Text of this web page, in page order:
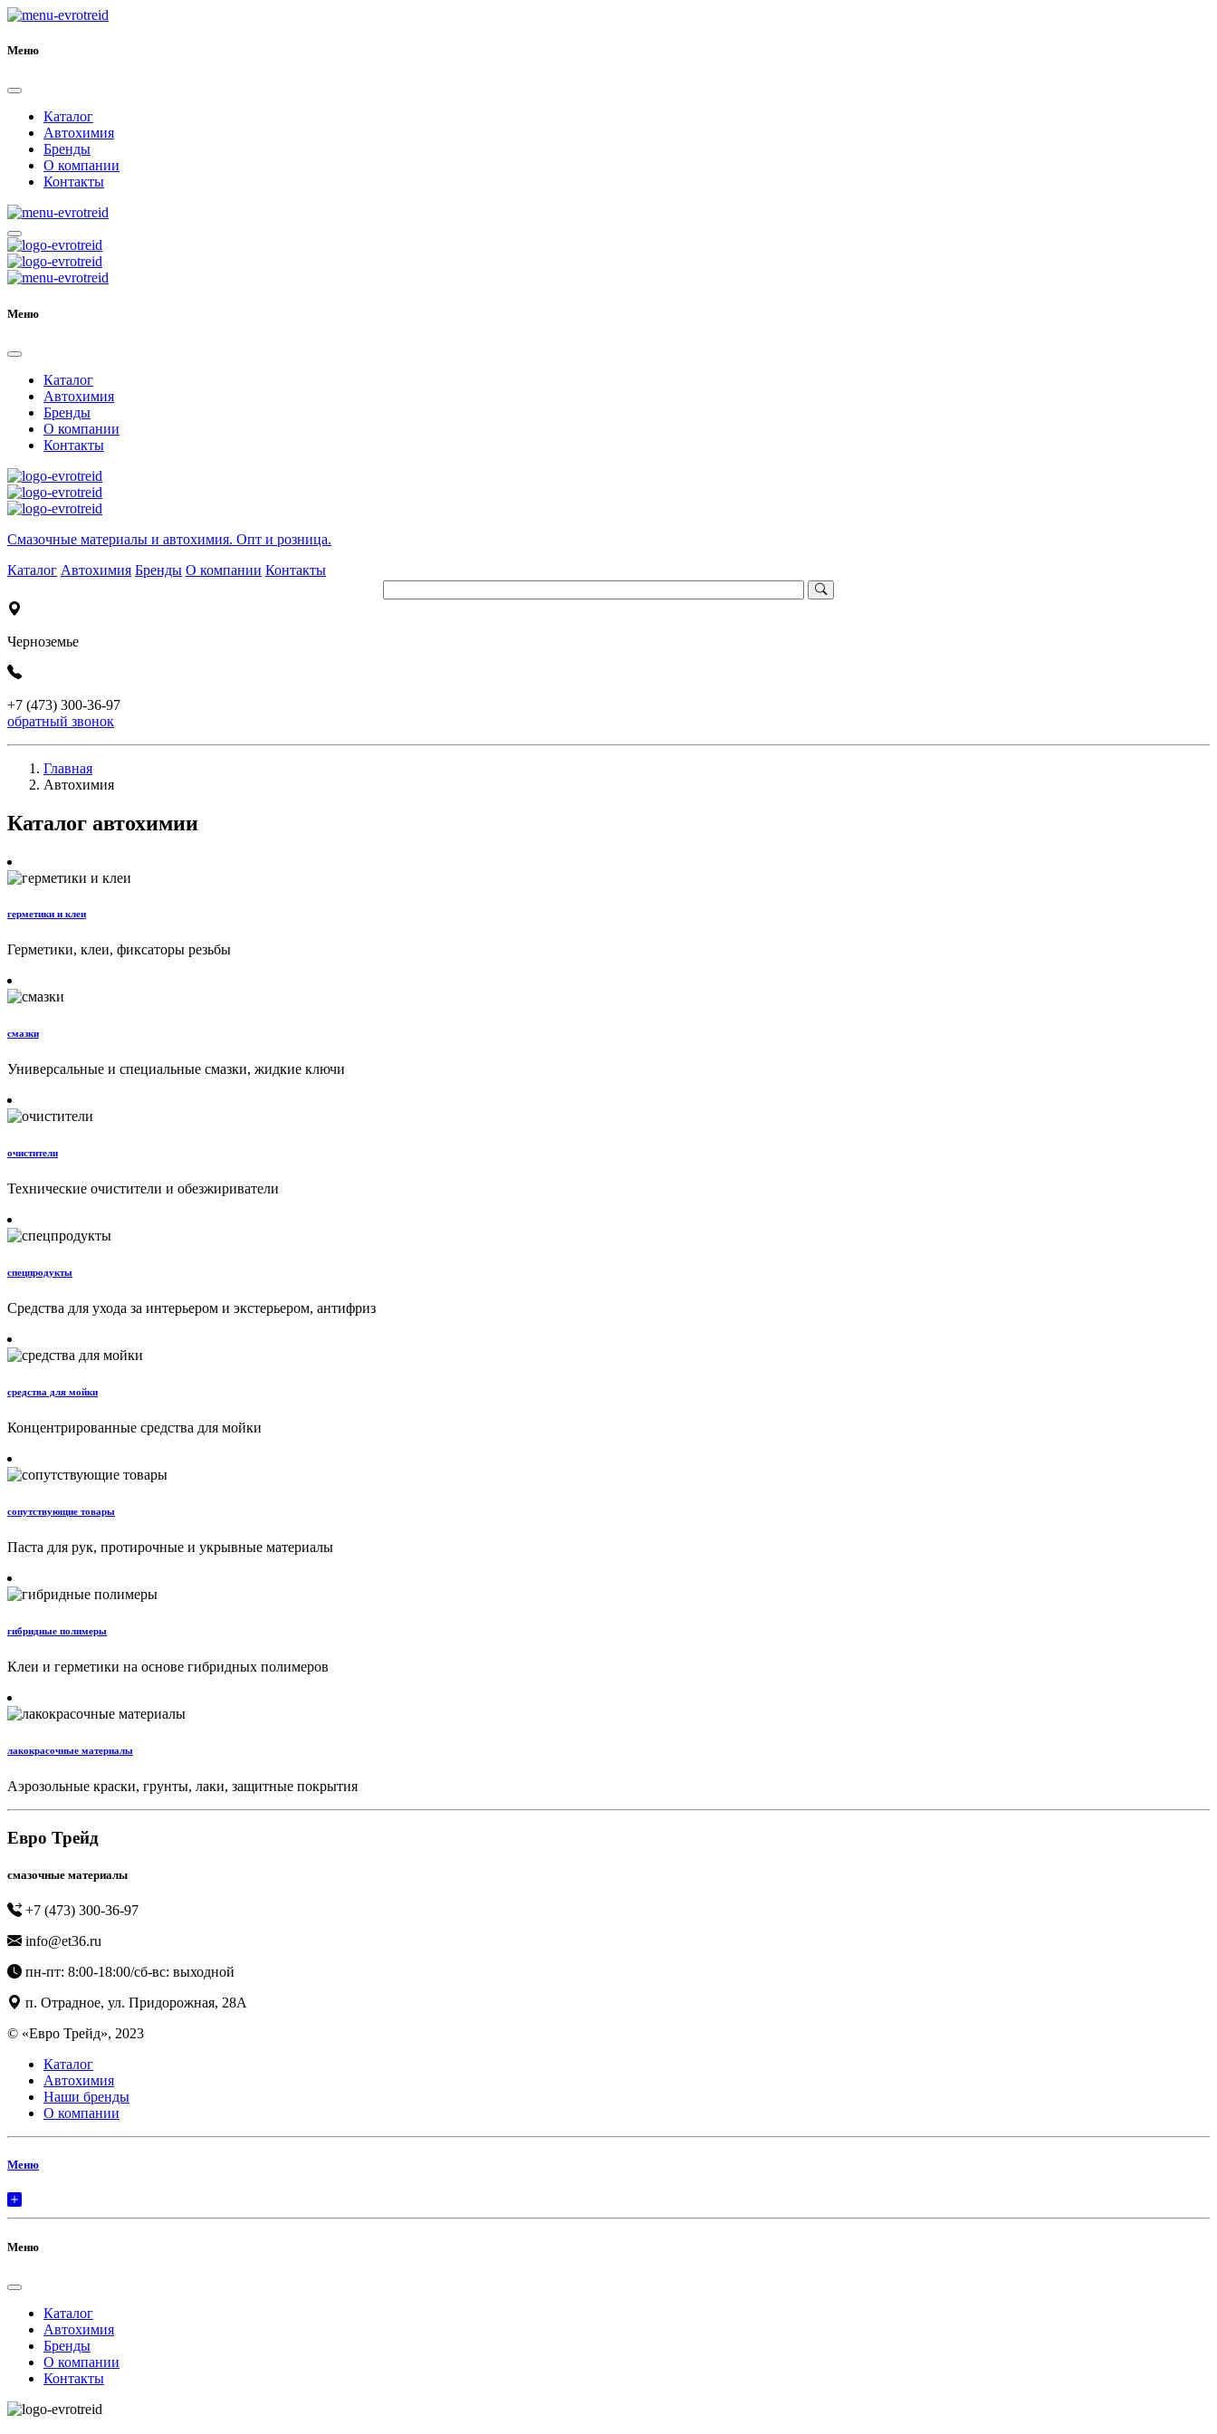
Меню
Каталог
Автохимия
Бренды
О компании
Контакты
Меню
Каталог
Автохимия
Бренды
О компании
Контакты
Cмазочные материалы и автохимия. Опт и розница.
Каталог Автохимия Бренды О компании Контакты
Черноземье
+7 (473) 300-36-97
обратный звонок
Главная
Автохимия
Каталог автохимии
герметики и клеи
Герметики, клеи, фиксаторы резьбы
смазки
Универсальные и специальные смазки, жидкие ключи
очистители
Технические очистители и обезжириватели
спецпродукты
Средства для ухода за интерьером и экстерьером, антифриз
средства для мойки
Концентрированные средства для мойки
сопутствующие товары
Паста для рук, протирочные и укрывные материалы
гибридные полимеры
Клеи и герметики на основе гибридных полимеров
лакокрасочные материалы
Аэрозольные краски, грунты, лаки, защитные покрытия
Евро Трейд
смазочные материалы
+7 (473) 300-36-97
info@et36.ru
пн-пт: 8:00-18:00/сб-вс: выходной
п. Отрадное, ул. Придорожная, 28А
© «Евро Трейд», 2023
Каталог
Автохимия
Наши бренды
О компании
Меню
Меню
Каталог
Автохимия
Бренды
О компании
Контакты